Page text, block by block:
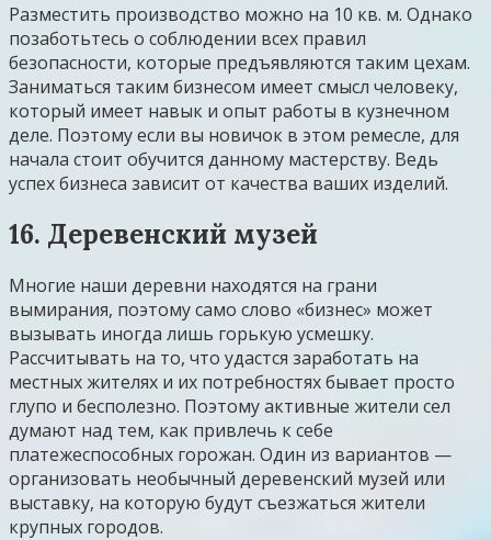
Разместить производство можно на 10 кв. м. Однако
позаботьтесь о соблюдении всех правил
безопасности, которые предъявляются таким цехам.
Заниматься таким бизнесом имеет смысл человеку,
который имеет навык и опыт работы в кузнечном
деле. Поэтому если вы новичок в этом ремесле, для
начала стоит обучится данному мастерству. Ведь
успех бизнеса зависит от качества ваших изделий.
16. Деревенский музей
Многие наши деревни находятся на грани
вымирания, поэтому само слово «бизнес» может
вызывать иногда лишь горькую усмешку.
Рассчитывать на то, что удастся заработать на
местных жителях и их потребностях бывает просто
глупо и бесполезно. Поэтому активные жители сел
думают над тем, как привлечь к себе
платежеспособных горожан. Один из вариантов —
организовать необычный деревенский музей или
выставку, на которую будут съезжаться жители
крупных городов.